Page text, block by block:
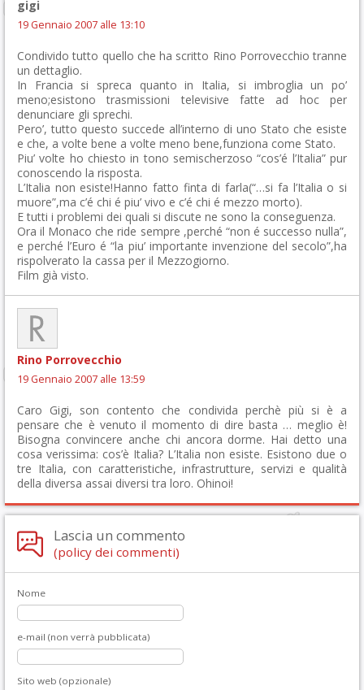
gigi
19 Gennaio 2007 alle 13:10
Condivido tutto quello che ha scritto Rino Porrovecchio tranne
un dettaglio.
In Francia si spreca quanto in Italia, si imbroglia un po’
meno;esistono trasmissioni televisive fatte ad hoc per
denunciare gli sprechi.
Pero’, tutto questo succede all’interno di uno Stato che esiste
e che, a volte bene a volte meno bene,funziona come Stato.
Piu’ volte ho chiesto in tono semischerzoso “cos’é l’Italia” pur
conoscendo la risposta.
L’Italia non esiste!Hanno fatto finta di farla(“…si fa l’Italia o si
muore”,ma c’é chi é piu’ vivo e c’é chi é mezzo morto).
E tutti i problemi dei quali si discute ne sono la conseguenza.
Ora il Monaco che ride sempre ,perché “non é successo nulla”,
e perché l’Euro é “la piu’ importante invenzione del secolo”,ha
rispolverato la cassa per il Mezzogiorno.
Film già visto.
Rino Porrovecchio
19 Gennaio 2007 alle 13:59
Caro Gigi, son contento che condivida perchè più si è a
pensare che è venuto il momento di dire basta … meglio è!
Bisogna convincere anche chi ancora dorme. Hai detto una
cosa verissima: cos’è Italia? L’Italia non esiste. Esistono due o
tre Italia, con caratteristiche, infrastrutture, servizi e qualità
della diversa assai diversi tra loro. Ohinoi!
Lascia un commento
(policy dei commenti)
Nome
e-mail (non verrà pubblicata)
Sito web (opzionale)